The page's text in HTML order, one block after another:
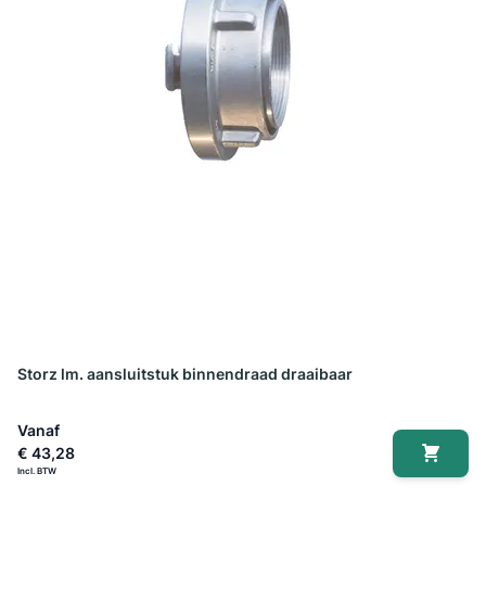
Storz lm. aansluitstuk binnendraad draaibaar
Vanaf
€ 43,28